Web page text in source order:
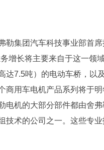
勒集团汽车科技事业部首
增长将主要来自于这一领
达7.5吨）的电动车桥，以
商用车电机产品系列将于
电机的大部分部件都由舍
技术的公司之一。这些专